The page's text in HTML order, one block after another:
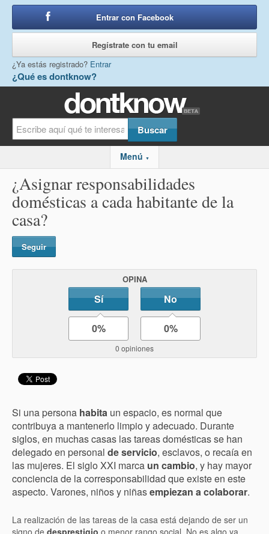
¿Qué es dontknow?
Entrar con Facebook
Regístrate con tu email
¿Ya estás registrado? Entrar
Menú ▼
¿Asignar responsabilidades
domésticas a cada habitante de la
casa?
Seguir
OPINA
Sí No
0% 0%
0 opiniones
Si una persona habita un espacio, es normal que
contribuya a mantenerlo limpio y adecuado. Durante
siglos, en muchas casas las tareas domésticas se han
delegado en personal de servicio, esclavos, o recaía en
las mujeres. El siglo XXI marca un cambio, y hay mayor
conciencia de la corresponsabilidad que existe en este
aspecto. Varones, niños y niñasempiezan a colaborar.
La realización de las tareas de la casa está dejando de ser un
signo de desprestigio o menor rango social. No es algo ya